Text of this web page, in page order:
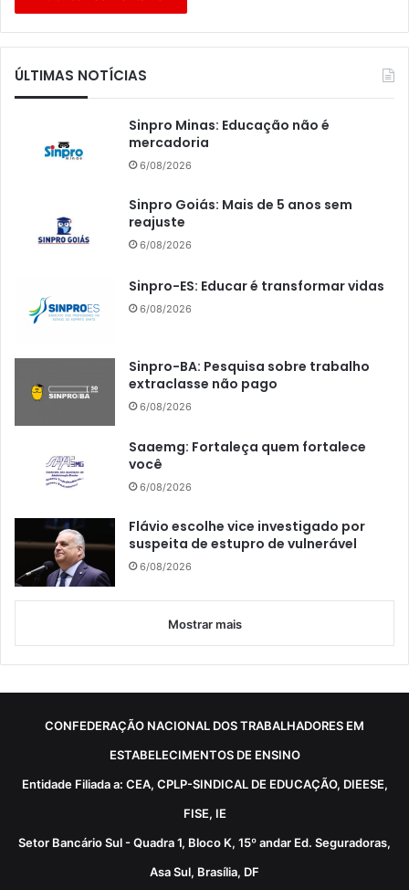
ÚLTIMAS NOTÍCIAS
Sinpro Minas: Educação não é
mercadoria
6/08/2026
Sinpro Goiás: Mais de 5 anos sem
reajuste
6/08/2026
Sinpro-ES: Educar é transformar vidas
6/08/2026
Sinpro-BA: Pesquisa sobre trabalho
extraclasse não pago
6/08/2026
Saaemg: Fortaleça quem fortalece
você
6/08/2026
Flávio escolhe vice investigado por
suspeita de estupro de vulnerável
6/08/2026
Mostrar mais
CONFEDERAÇÃO NACIONAL DOS TRABALHADORES EM
ESTABELECIMENTOS DE ENSINO
Entidade Filiada a: CEA, CPLP-SINDICAL DE EDUCAÇÃO, DIEESE,
FISE, IE
Setor Bancário Sul - Quadra 1, Bloco K, 15º andar Ed. Seguradoras,
Asa Sul, Brasília, DF